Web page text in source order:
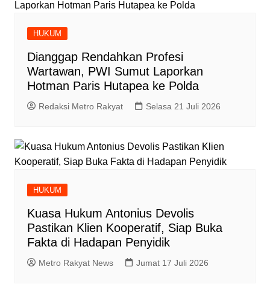
HUKUM
Dianggap Rendahkan Profesi
Wartawan, PWI Sumut Laporkan
Hotman Paris Hutapea ke Polda
Redaksi Metro Rakyat Selasa 21 Juli 2026
HUKUM
Kuasa Hukum Antonius Devolis
Pastikan Klien Kooperatif, Siap Buka
Fakta di Hadapan Penyidik
Metro Rakyat News Jumat 17 Juli 2026